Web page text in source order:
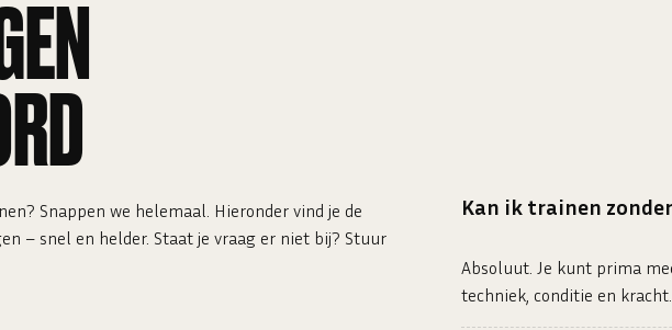
Snappen we helemaal. Hieronder vind je de
– snel en helder. Staat je vraag er niet bij? Stuur
Kan ik trainen
Absoluut. Je kunt prima
techniek, conditie en kracht.